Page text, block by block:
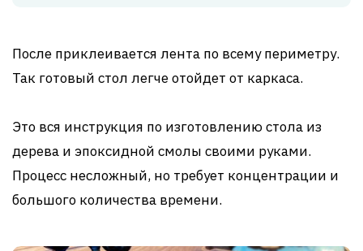
После приклеивается лента по всему периметру.
Так готовый стол легче отойдет от каркаса.
Это вся инструкция по изготовлению стола из
дерева и эпоксидной смолы своими руками.
Процесс несложный, но требует концентрации и
большого количества времени.